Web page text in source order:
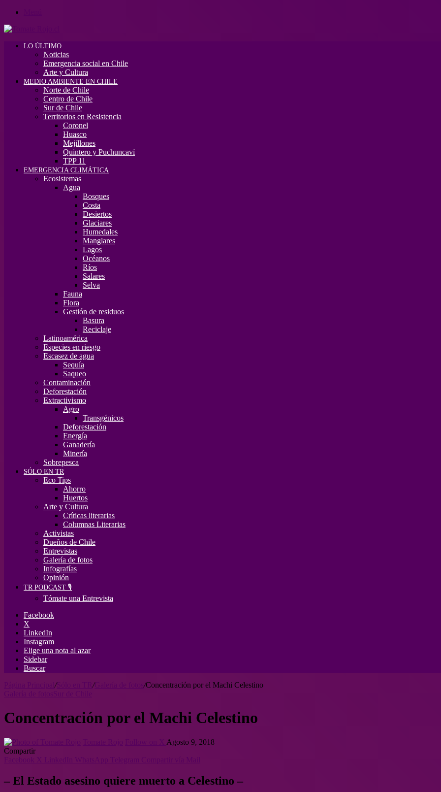
LO ÚLTIMO
Noticias
Emergencia social en Chile
Arte y Cultura
MEDIO AMBIENTE EN CHILE
Norte de Chile
Centro de Chile
Sur de Chile
Territorios en Resistencia
Coronel
Huasco
Mejillones
Quintero y Puchuncaví
TPP 11
EMERGENCIA CLIMÁTICA
Ecosistemas
Agua
Bosques
Costa
Desiertos
Glaciares
Humedales
Manglares
Lagos
Océanos
Ríos
Salares
Selva
Fauna
Flora
Gestión de residuos
Basura
Reciclaje
Latinoamérica
Especies en riesgo
Escasez de agua
Sequía
Saqueo
Contaminación
Deforestación
Extractivismo
Agro
Transgénicos
Deforestación
Energía
Ganadería
Minería
Sobrepesca
SÓLO EN TR
Eco Tips
Ahorro
Huertos
Arte y Cultura
Críticas literarias
Columnas Literarias
Activistas
Dueños de Chile
Entrevistas
Galería de fotos
Infografías
Opinión
TR PODCAST 🎙️
Tómate una Entrevista
Facebook
X
LinkedIn
Instagram
Elige una nota al azar
Sidebar
Buscar
/Sólo en TR /Galería de fotos /Concentración por el Machi Celestino
Concentración por el Machi Celestino
Agosto 9, 2018
Compartir
– El Estado asesino quiere muerto a Celestino –